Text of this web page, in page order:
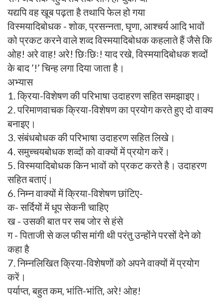
यद्यपि वह खूब पढ़ता है तथापि फेल हो गया
विस्मयादिबोधक - शोक, प्रसन्नता, घृणा, आश्चर्य आदि भावों
को प्रकट करने वाले शव्द विस्मयादिबोधक कहलाते हैं जैसे कि
ओह! अरे वाह! अरे! छिःछिः! याद रखे, विस्मयादिबोधक शव्दों
के बाद ’!’ चिन्ह लगा दिया जाता है।
अभ्यास
1. क्रिया-विशेषण की परिभाषा उदाहरण सहित समझाइए।
2. परिमाणवाचक क्रिया-विशेषण का प्रयोग करते हुए दो वाक्य
बनाइए।
3. संबंधबोधक की परिभाषा उदाहरण सहित लिखे।
4. समुच्चयबोधक शव्दों को वाक्यों में प्रयोग करें।
5. विस्मयादिबोधक किन भावों को प्रकट करते है। उदाहरण
सहित बताएं।
6. निम्न वाक्यों में क्रिया-विशेषण छांटिए-
क- सर्दियों में धूप सेकनी चाहिए
ख - उसकी बात पर सब जोर से हंसे
ग - पिताजी से कल फीस मांगी थी परंतु उन्होंने परसों देने को
कहा है
7. निम्नलिखित क्रिया-विशेषणों को अपने वाक्यों में प्रयोग
करें।
पर्याप्त, बहुत कम, भांति-भांति, अरे! ओह!